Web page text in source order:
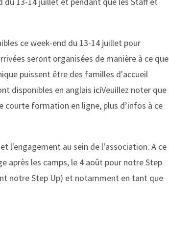
ce week-end du 13-14 juillet pour
seront organisées de manière à ce que
puissent être des familles d'accueil
disponibles en anglais iciVeuillez noter que
courte formation en ligne, plus dʼinfos à ce
l'engagement au sein de l'association. A ce
après les camps, le 4 août pour notre Step
notre Step Up) et notamment en tant que